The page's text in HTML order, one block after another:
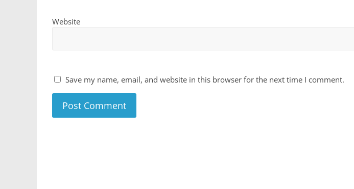
Website
Save my name, email, and website in this browser for the next time I comment.